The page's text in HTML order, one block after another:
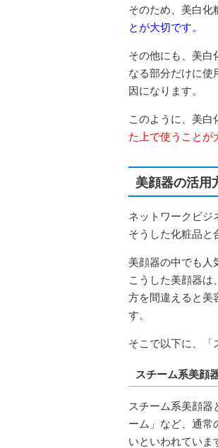
そのため、美白化
とが大切です。
その他にも、美白
なる部分だけに使
因になります。
このように、美白
た上で使うことが
美顔器の活用
ネットワークビジ
そうした化粧品と
美顔器の中でも人
こうした美顔器は
方を間違えると美
す。
そこで以下に、「
スチーム系美顔
スチーム系美顔器
ーム」など、通常
いといわれていま